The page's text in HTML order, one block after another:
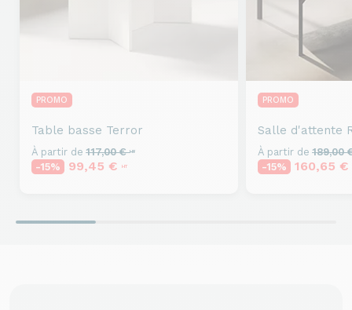
PROMO
Table basse Terror
À partir de 117,00 €HT
-15% 99,45 € HT
PROMO
Salle d'attente
À partir de 189,00
-15%
160,65 €